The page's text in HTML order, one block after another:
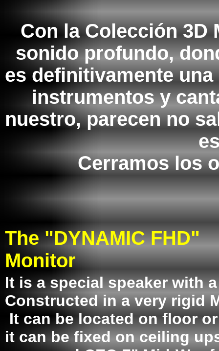
Con la Colección 3D
sonido profundo,
es definitivamente
instrumentos y
nuestro, parecen no
Cerramos los
The "DYNAMIC FHD"
Monitor
It is a special speaker with
Constructed in a very rigid
It can be located on floor
it can be fixed on ceiling